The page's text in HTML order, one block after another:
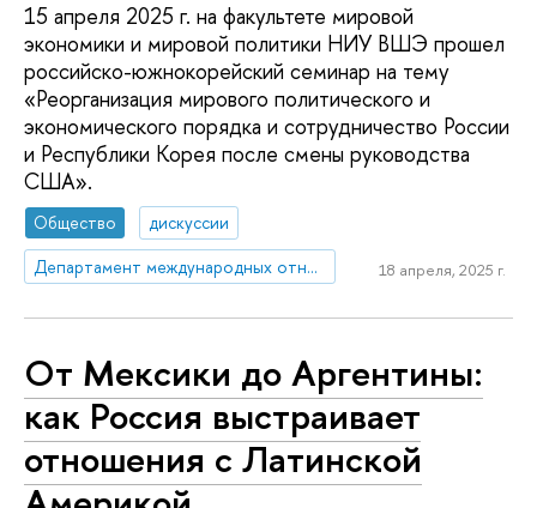
15 апреля 2025 г. на факультете мировой
экономики и мировой политики НИУ ВШЭ прошел
российско-южнокорейский семинар на тему
«Реорганизация мирового политического и
экономического порядка и сотрудничество России
и Республики Корея после смены руководства
США».
Общество
дискуссии
Департамент международных отношений
18 апреля, 2025 г.
От Мексики до Аргентины:
как Россия выстраивает
отношения с Латинской